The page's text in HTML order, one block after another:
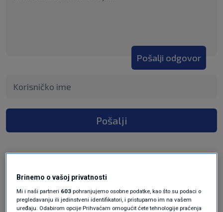
Pošalji odgovor
Pošalji
Brinemo o vašoj privatnosti
Mi i naši partneri 603 pohranjujemo osobne podatke, kao što su podaci o
pregledavanju ili jedinstveni identifikatori, i pristupamo im na vašem
uređaju. Odabirom opcije Prihvaćam omogućit ćete tehnologije praćenja